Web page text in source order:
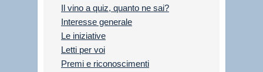
Il vino a quiz, quanto ne sai?
Interesse generale
Le iniziative
Letti per voi
Premi e riconoscimenti